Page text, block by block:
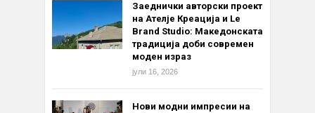
Заеднички авторски проект
на Ателје Креација и Le
Brand Studio: Македонската
традиција доби современ
моден израз
јули 16, 2026
Нови модни импресии на